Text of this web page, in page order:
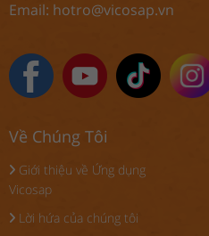
Email: hotro@vicosap.vn
Về Chúng Tôi
Giới thiệu về Ứng dụng
Vicosap
Lời hứa của chúng tôi